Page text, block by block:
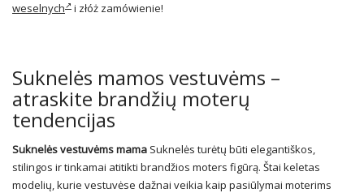
weselnych
i złóż zamówienie!
Suknelės mamos vestuvėms –
atraskite brandžių moterų
tendencijas
Suknelės vestuvėmsmama Suknelės turėtų būti elegantiškos,
stilingos ir tinkamai atitikti brandžios moters figūrą. Štai keletas
modelių, kurie vestuvėse dažnai veikia kaip pasiūlymai moterims